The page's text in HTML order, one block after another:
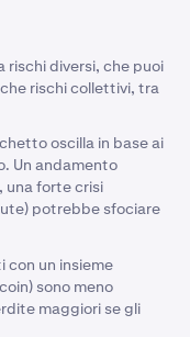
in carreggiata.
generare eventi
diversi, che puoi
rischi collettivi, tra
oscilla in base ai
Un andamento
una forte crisi
potrebbe sfociare
con un insieme
sono meno
maggiori se gli